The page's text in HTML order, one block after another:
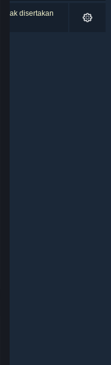
tidak disertakan